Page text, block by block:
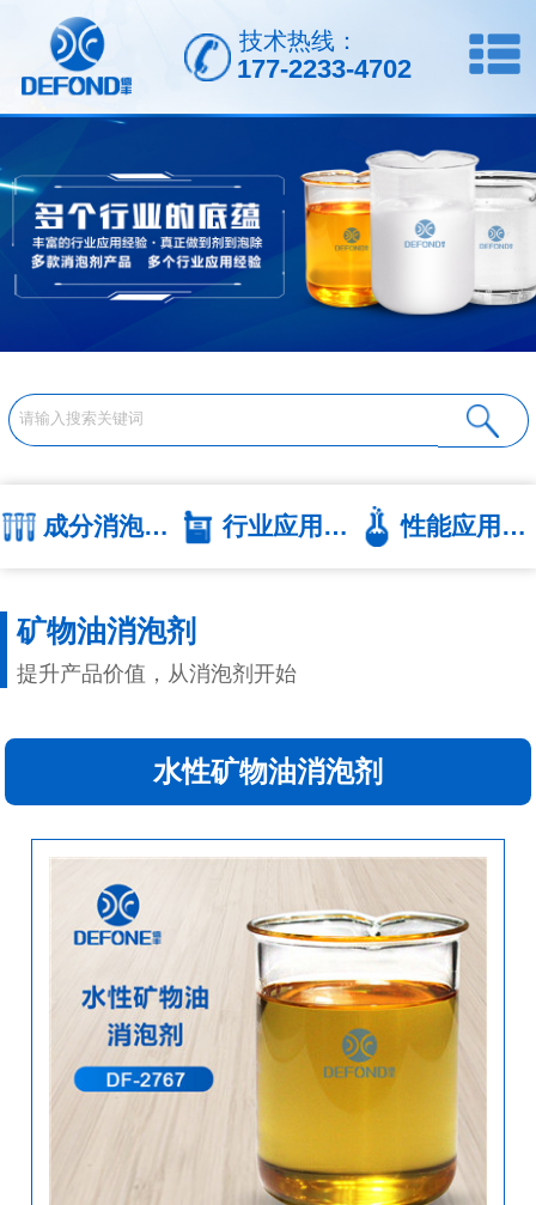
技术热线：
177-2233-4702
成分消泡剂系列 行业应用系列 性能应用系列
矿物油消泡剂
提升产品价值，从消泡剂开始
水性矿物油消泡剂